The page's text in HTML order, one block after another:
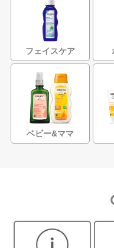
フェイスケア
ベビー&ママ